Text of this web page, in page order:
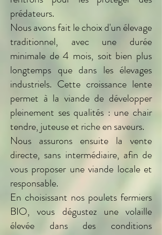
prédateurs.
Nous avons fait le choix d'un élevage
traditionnel, avec une durée
minimale de 4 mois, soit bien plus
longtemps que dans les élevages
industriels. Cette croissance lente
permet à la viande de développer
pleinement ses qualités : une chair
tendre, juteuse et riche en saveurs.
Nous assurons ensuite la vente
directe, sans intermédiaire, afin de
vous proposer une viande locale et
responsable.
En choisissant nos poulets fermiers
BIO, vous dégustez une volaille
élevée dans des conditions